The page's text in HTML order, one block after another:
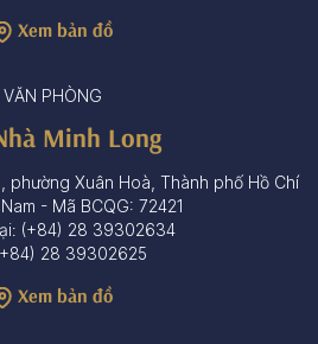
Xem bản đồ
VĂN PHÒNG
Minh Long
phường Xuân Hoà, Thành phố Hồ Chí
- Mã BCQG: 72421
(+84) 28 39302634
28 39302625
Xem bản đồ